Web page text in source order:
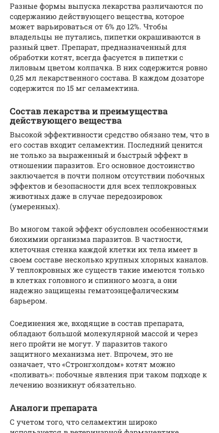
Разные формы выпуска лекарства различаются по
содержанию действующего вещества, которое
может варьироваться от 6% до 12%. Чтобы
владельцы не путались, пипетки окрашиваются в
разный цвет. Препарат, предназначенный для
обработки котят, всегда фасуется в пипетки с
лиловым цветом колпачка. В них содержится ровно
0,25 мл лекарственного состава. В каждом дозаторе
содержится по 15 мг селамектина.
Состав лекарства и преимущества
действующего вещества
Высокой эффективности средство обязано тем, что в
его состав входит селамектин. Последний ценится
не только за выраженный и быстрый эффект в
отношении паразитов. Его основное достоинство
заключается в почти полном отсутствии побочных
эффектов и безопасности для всех теплокровных
животных даже в случае передозировок
(умеренных).
Во многом такой эффект обусловлен особенностями
биохимии организма паразитов. В частности,
клеточная стенка каждой клетки их тела имеет в
своем составе несколько крупных хлорных каналов.
У теплокровных же существ такие имеются только
в клетках головного и спинного мозга, а они
надежно защищены гематоэнцефалическим
барьером.
Соединения же, входящие в состав препарата,
обладают большой молекулярной массой и через
него пройти не могут. У паразитов такого
защитного механизма нет. Впрочем, это не
означает, что «Стронгхолдом» котят можно
«поливать»: побочные явления при таком подходе к
лечению возникнут обязательно.
Аналоги препарата
С учетом того, что селамектин широко